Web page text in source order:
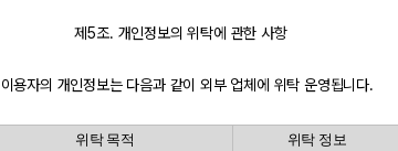
제5조. 개인정보의 위탁에 관한 사항
용자의 개인정보는 다음과 같이 외부 업체에 위탁 운영됩니다.
위탁 목적 위탁 정보